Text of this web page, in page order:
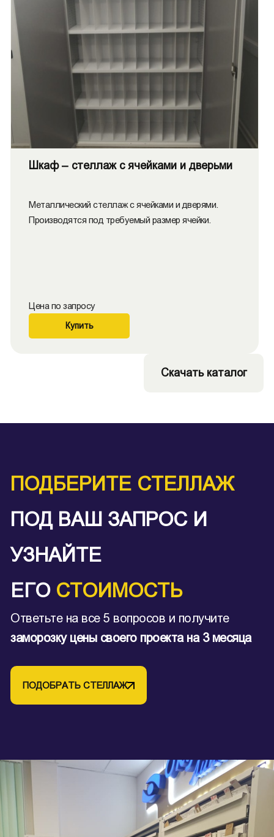
Шкаф – стеллаж с ячейками и дверьми
Металлический стеллаж с ячейками и дверями.
Производятся под требуемый размер ячейки.
Цена по запросу
Купить
Скачать каталог
ПОДБЕРИТЕ СТЕЛЛАЖ
ПОД ВАШ ЗАПРОС И
УЗНАЙТЕ
ЕГО СТОИМОСТЬ
Ответьте на все 5 вопросов и получите
заморозку цены своего проекта на 3 месяца
ПОДОБРАТЬ СТЕЛЛАЖ